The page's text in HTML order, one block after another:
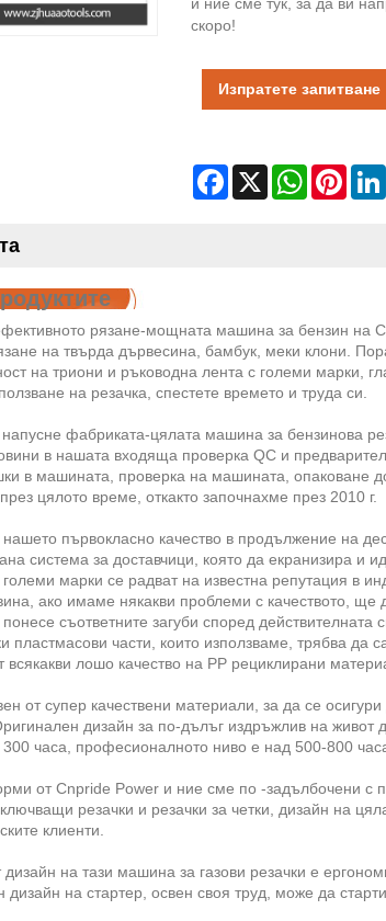
скоро!
Изпратете запитване
Facebook
X WhatsApp
рязане-мощната машина за бензин на
на твърда дървесина, бамбук, меки клони.
на триони и ръководна лента с големи марки,
на резачка, спестете времето и труда си.
фабриката-цялата машина за бензинова
в нашата входяща проверка QC и
в машината, проверка на машината, опаковане до
цялото време, откакто започнахме през 2010 г.
първокласно качество в продължение на
система за доставчици, която да екранизира и
големи марки се радват на известна репутация в
ако имаме някакви проблеми с качеството, ще
съответните загуби според действителната
части, които използваме, трябва да
всякакви лошо качество на PP рециклирани
от супер качествени материали, за да се
дизайн за по-дълъг издръжлив на живот
часа, професионалното ниво е над 500-800
от Cnpride Power и ние сме по -задълбочени с
резачки и резачки за четки, дизайн на
клиенти.
на тази машина за газови резачки е
дизайн на стартер, освен своя труд, може да